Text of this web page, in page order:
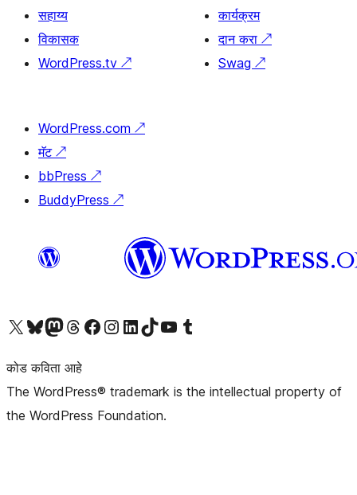
सहाय्य
विकासक
WordPress.tv ↗
कार्यक्रम
दान करा ↗
Swag ↗
WordPress.com ↗
मॅट ↗
bbPress ↗
BuddyPress ↗
आमच्या X (एक्स) (पूर्वीचे ट्विटर) खात्याला भेट द्या आमच्या ब्लूस्की खात्याला भेट द्या.आमच्या Mastodon खात्याला भेट द्या.आमच्या थ्रेड्स खात्याला भेट द्या. आमच्या फेसबुक पेजला भेट द्या आमच्या इंस्टाग्राम खात्याला भेट द्या आमच्या लिंक्डइन खात्याला भेट द्या आमच्या टिकटॉक अकाउंटला भेट द्या.आमच्या यूट्यूब चॅनेलला भेट द्या आमच्या टंबलर खात्याला भेट द्या.
कोड कविता आहे
The WordPress® trademark is the intellectual property of
the WordPress Foundation.